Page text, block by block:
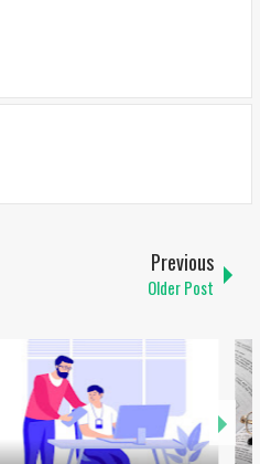
Previous
Older Post